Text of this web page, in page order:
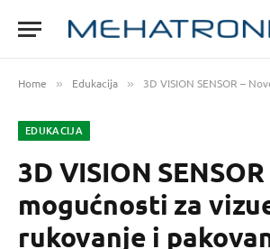
Home » Edukacija » 3D VISION SENSOR – Nove
EDUKACIJA
3D VISION
mogućnosti za
rukovanje i